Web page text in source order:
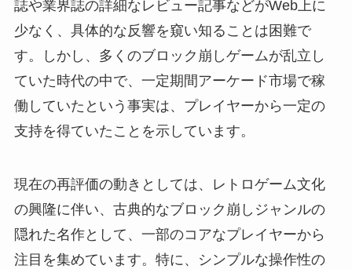
誌や業界誌の詳細なレビュー記事などがWeb上に
少なく、具体的な反響を窺い知ることは困難で
す。しかし、多くのブロック崩しゲームが乱立し
ていた時代の中で、一定期間アーケード市場で稼
働していたという事実は、プレイヤーから一定の
支持を得ていたことを示しています。
現在の再評価の動きとしては、レトロゲーム文化
の興隆に伴い、古典的なブロック崩しジャンルの
隠れた名作として、一部のコアなプレイヤーから
注目を集めています。特に、シンプルな操作性の